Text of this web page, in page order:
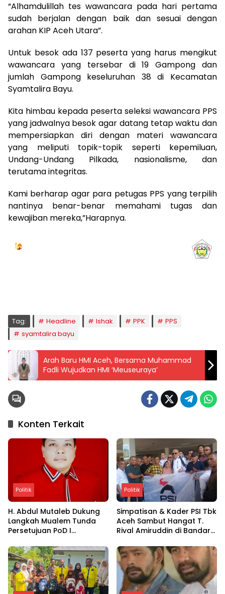
“Alhamdulillah tes wawancara pada hari pertama
sudah berjalan dengan baik dan sesuai dengan
arahan KIP Aceh Utara”.
Untuk besok ada 137 peserta yang harus mengikut
wawancara yang tersebar di 19 Gampong dan
jumlah Gampong keseluruhan 38 di Kecamatan
Syamtalira Bayu.
Kita himbau kepada peserta seleksi wawancara PPS
yang jadwalnya besok agar datang tetap waktu dan
mempersiapkan diri dengan materi wawancara
yang meliputi topik-topik seperti kepemiluan,
Undang-Undang Pilkada, nasionalisme, dan
terutama integritas.
Kami berharap agar para petugas PPS yang terpilih
nantinya benar-benar memahami tugas dan
kewajiban mereka,”Harapnya.
Tag: Headline Ishak PPK
PPS
syamtalira bayu
Arah Baru HMI Aceh, Bersama Muhammad
Fadli Wujudkan HMI ‘Meuseuraya’
Konten Terkait
Politik
H. Abdul Mutaleb Dukung
Langkah Mualem Tunda
Persetujuan PoD I
South Andaman
Politik
Simpatisan & Kader PSI Tbk
Aceh Sambut Hangat T.
Rival Amiruddin di Bandara